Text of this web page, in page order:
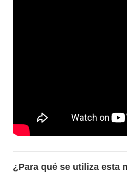
¿Para qué se utiliza esta